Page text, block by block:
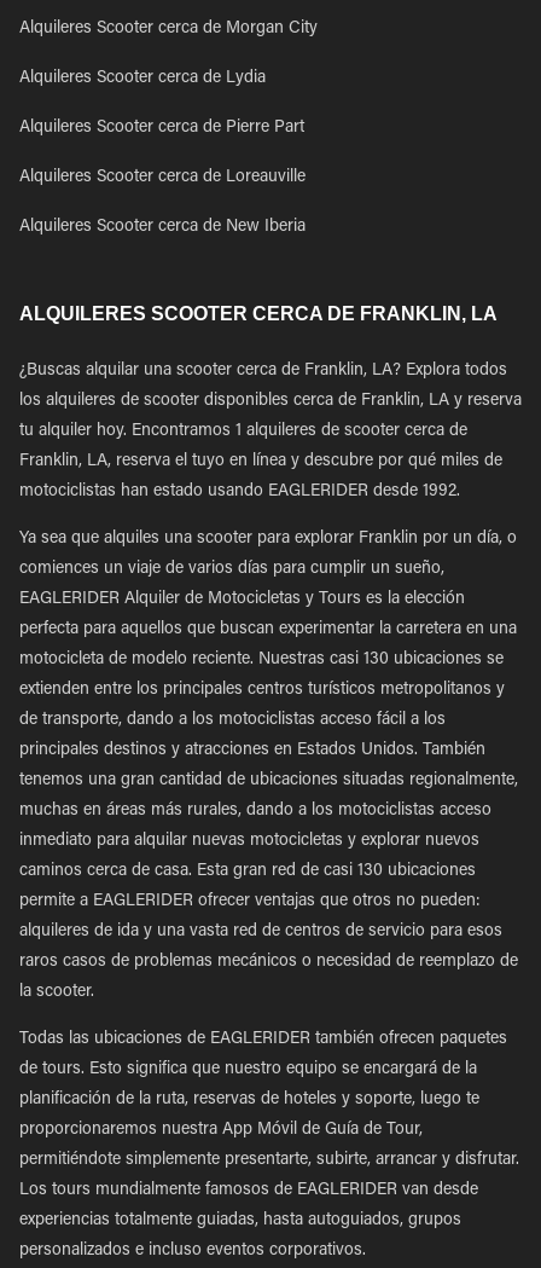
Alquileres Scooter cerca de Morgan City
Alquileres Scooter cerca de Lydia
Alquileres Scooter cerca de Pierre Part
Alquileres Scooter cerca de Loreauville
Alquileres Scooter cerca de New Iberia
ALQUILERES SCOOTER CERCA DE FRANKLIN, LA
¿Buscas alquilar una scooter cerca de Franklin, LA? Explora todos
los alquileres de scooter disponibles cerca de Franklin, LA y reserva
tu alquiler hoy. Encontramos 1 alquileres de scooter cerca de
Franklin, LA, reserva el tuyo en línea y descubre por qué miles de
motociclistas han estado usando EAGLERIDER desde 1992.
Ya sea que alquiles una scooter para explorar Franklin por un día, o
comiences un viaje de varios días para cumplir un sueño,
EAGLERIDER Alquiler de Motocicletas y Tours es la elección
perfecta para aquellos que buscan experimentar la carretera en una
motocicleta de modelo reciente. Nuestras casi 130 ubicaciones se
extienden entre los principales centros turísticos metropolitanos y
de transporte, dando a los motociclistas acceso fácil a los
principales destinos y atracciones en Estados Unidos. También
tenemos una gran cantidad de ubicaciones situadas regionalmente,
muchas en áreas más rurales, dando a los motociclistas acceso
inmediato para alquilar nuevas motocicletas y explorar nuevos
caminos cerca de casa. Esta gran red de casi 130 ubicaciones
permite a EAGLERIDER ofrecer ventajas que otros no pueden:
alquileres de ida y una vasta red de centros de servicio para esos
raros casos de problemas mecánicos o necesidad de reemplazo de
la scooter.
Todas las ubicaciones de EAGLERIDER también ofrecen paquetes
de tours. Esto significa que nuestro equipo se encargará de la
planificación de la ruta, reservas de hoteles y soporte, luego te
proporcionaremos nuestra App Móvil de Guía de Tour,
permitiéndote simplemente presentarte, subirte, arrancar y disfrutar.
Los tours mundialmente famosos de EAGLERIDER van desde
experiencias totalmente guiadas, hasta autoguiados, grupos
personalizados e incluso eventos corporativos.